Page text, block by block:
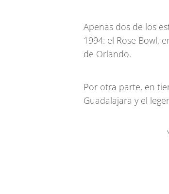
Apenas dos de los
1994: el Rose Bowl,
de Orlando.
Por otra parte, en
Guadalajara y el